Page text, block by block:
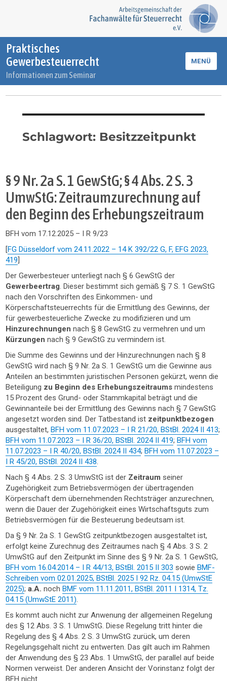
Praktisches
Gewerbesteuerrecht
Informationen zum Seminar
MENÜ
Schlagwort: Besitzzeitpunkt
§ 9 Nr. 2a S. 1 GewStG; § 4 Abs. 2 S. 3
UmwStG: Zeitraumzurechnung auf
den Beginn des Erhebungszeitraum
BFH vom 17.12.2025 – I R 9/23
[FG Düsseldorf vom 24.11.2022 – 14 K 392/22 G, F, EFG 2023,
419]
Der Gewerbesteuer unterliegt nach § 6 GewStG der
Gewerbeertrag. Dieser bestimmt sich gemäß § 7 S. 1 GewStG
nach den Vorschriften des Einkommen- und
Körperschaftsteuerrechts für die Ermittlung des Gewinns, der
für gewerbesteuerliche Zwecke zu modifizieren und um
Hinzurechnungennach § 8 GewStG zu vermehren und um
Kürzungennach § 9 GewStG zu vermindern ist.
Die Summe des Gewinns und der Hinzurechnungen nach § 8
GewStG wird nach § 9 Nr. 2a S. 1 GewStG um die Gewinne aus
Anteilen an bestimmten juristischen Personen gekürzt, wenn die
Beteiligung zu Beginn des Erhebungszeitraums mindestens
15 Prozent des Grund- oder Stammkapital beträgt und die
Gewinnanteile bei der Ermittlung des Gewinns nach § 7 GewStG
angesetzt worden sind. Der Tatbestand ist zeitpunktbezogen
ausgestaltet,BFH vom 11.07.2023 – I R 21/20, BStBl. 2024 II 413;
BFH vom 11.07.2023 – I R 36/20, BStBl. 2024 II 419;BFH vom
11.07.2023 – I R 40/20, BStBl. 2024 II 434;BFH vom 11.07.2023 –
I R 45/20, BStBl. 2024 II 438.
Nach § 4 Abs. 2 S. 3 UmwStG ist der Zeitraum seiner
Zugehörigkeit zum Betriebsvermögen der übertragenden
Körperschaft dem übernehmenden Rechtsträger anzurechnen,
wenn die Dauer der Zugehörigkeit eines Wirtschaftsguts zum
Betriebsvermögen für die Besteuerung bedeutsam ist.
Da § 9 Nr. 2a S. 1 GewStG zeitpunktbezogen ausgestaltet ist,
erfolgt keine Zurechnug des Zeitraumes nach § 4 Abs. 3 S. 2
UmwStG auf den Zeitpunkt im Sinne des § 9 Nr. 2a S. 1 GewStG,
BFH vom 16.04.2014 – I R 44/13, BStBl. 2015 II 303 sowieBMF-
Schreiben vom 02.01.2025, BStBl. 2025 I 92 Rz. 04.15 (UmwStE
2025);a.A. nochBMF vom 11.11.2011, BStBl. 2011 I 1314, Tz.
04.15 (UmwStE 2011).
Es kommt auch nicht zur Anwenung der allgemeinen Regelung
des § 12 Abs. 3 S. 1 UmwStG. Diese Regelung tritt hinter die
Regelung des § 4 Abs. 2 S. 3 UmwStG zurück, um deren
Regelungsgehalt nicht zu entwerten. Das gilt auch im Rahmen
der Anwendung des § 23 Abs. 1 UmwStG, der parallel auf beide
Normen verweist. Der anderen Ansicht der Vorinstanz folgt der
BFH nicht.